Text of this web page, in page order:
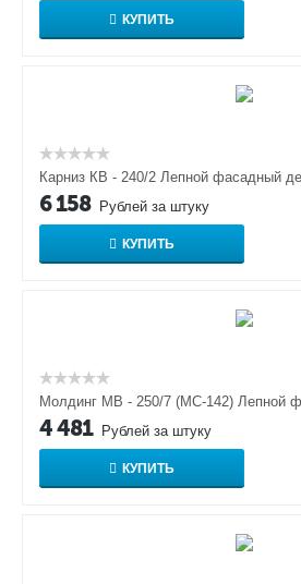
КУПИТЬ
Карниз КВ - 240/2 Лепной фасадный
6 158 Рублей за штуку
КУПИТЬ
Молдинг МВ - 250/7 (МС-142) Лепной
4 481 Рублей за штуку
КУПИТЬ